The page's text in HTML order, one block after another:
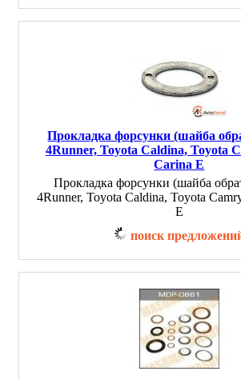
Прокладка форсунки (шайба
4Runner, Toyota Caldina, Toyota
Carina E
Прокладка форсунки (шайба
4Runner, Toyota Caldina, Toyota
E
поиск